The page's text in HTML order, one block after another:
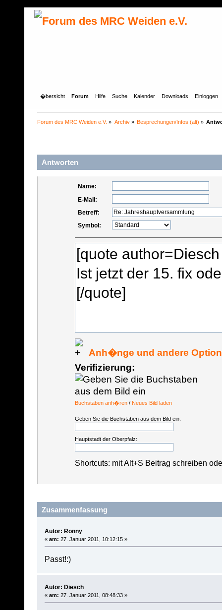
�bersicht Forum Hilfe Suche Kalender Downloads Einloggen
Forum des MRC Weiden e.V. » Archiv» Besprechungen/Infos (alt) »
Antworten
Name:
E-Mail:
Betreff:
Symbol:
Anh�nge und andere
Verifizierung:
Buchstaben anh�ren/ Neues Bild laden
Geben Sie die Buchstaben aus dem Bild ein:
Hauptstadt der Oberpfalz:
Shortcuts: mit Alt+S Beitrag schreiben
Zusammenfassung
Autor: Ronny
« am: 27. Januar 2011, 10:12:15 »
Passt!:)
Autor: Diesch
« am: 27. Januar 2011, 08:48:33 »